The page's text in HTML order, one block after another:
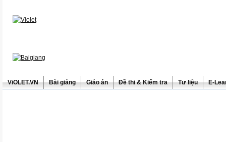
ViOLET.VN Bài giảng Giáo án Đề thi & Kiểm tra Tư liệu E-